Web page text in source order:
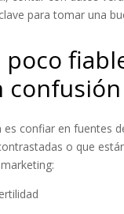
para tomar una
poco
confusión
confiar en fuentes
o que